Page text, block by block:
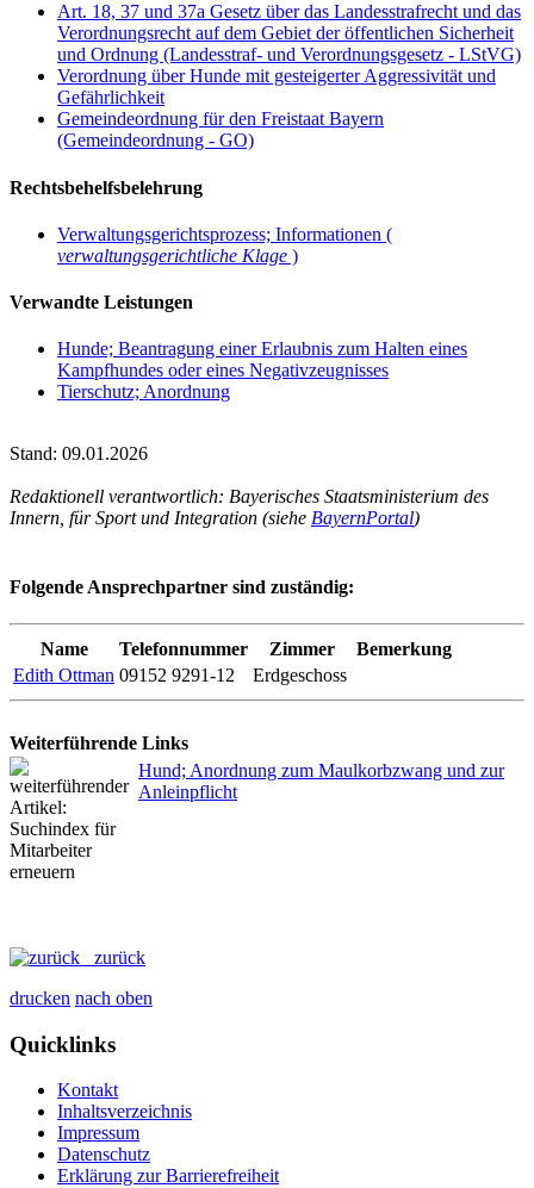
Art. 18, 37 und 37a Gesetz über das Landesstrafrecht und das
Verordnungsrecht auf dem Gebiet der öffentlichen Sicherheit
und Ordnung (Landesstraf- und Verordnungsgesetz - LStVG)
Verordnung über Hunde mit gesteigerter Aggressivität und
Gefährlichkeit
Gemeindeordnung für den Freistaat Bayern
(Gemeindeordnung - GO)
Rechtsbehelfsbelehrung
Verwaltungsgerichtsprozess; Informationen (
verwaltungsgerichtliche Klage )
Verwandte Leistungen
Hunde; Beantragung einer Erlaubnis zum Halten eines
Kampfhundes oder eines Negativzeugnisses
Tierschutz; Anordnung
Stand: 09.01.2026
Redaktionell verantwortlich: Bayerisches Staatsministerium des
Innern, für Sport und Integration (siehe BayernPortal)
Folgende Ansprechpartner sind zuständig:
Name Telefonnummer Zimmer
Bemerkung
Edith Ottman 09152 9291-12 Erdgeschoss
Weiterführende Links
Hund; Anordnung zum Maulkorbzwang und zur
Anleinpflicht
zurück
drucken nach oben
Quicklinks
Kontakt
Inhaltsverzeichnis
Impressum
Datenschutz
Erklärung zur Barrierefreiheit